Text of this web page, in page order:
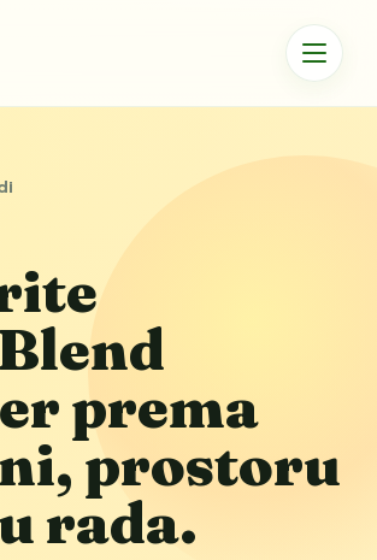
prema
prostoru
rada.